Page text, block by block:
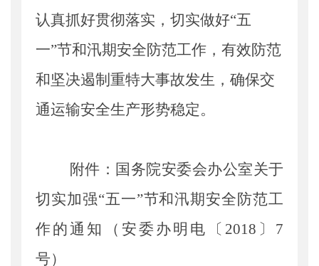
认真抓好贯彻落实，切实做好“五
一”节和汛期安全防范工作，有效防范
和坚决遏制重特大事故发生，确保交
通运输安全生产形势稳定。
附件： 国务院安委会办公室关于
切实加强“五一”节和汛期安全防范工
作的通知（安委办明电〔 2018 〕 7
号）